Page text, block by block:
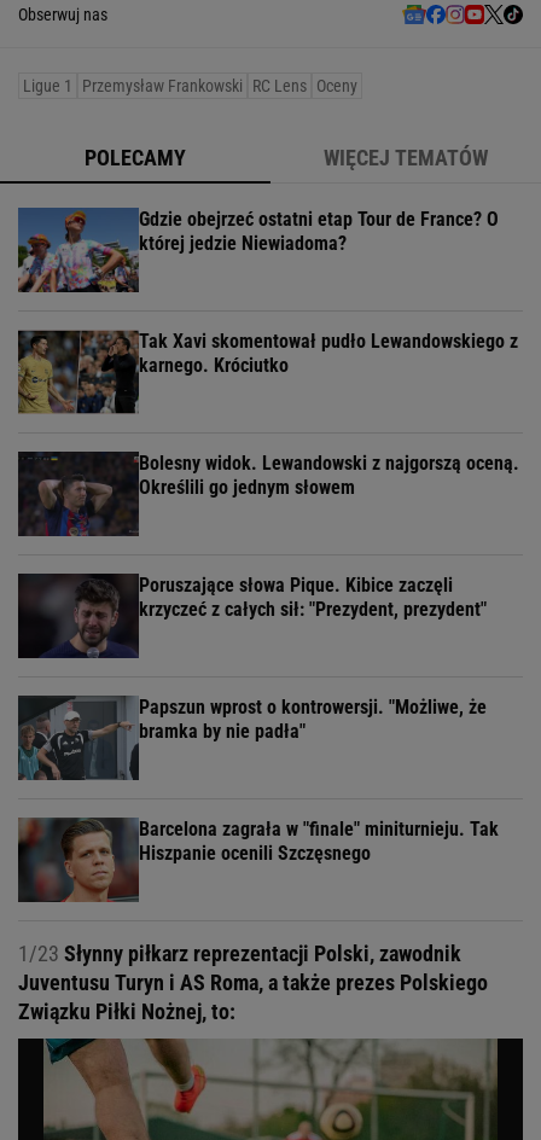
Obserwuj nas
Ligue 1 Przemysław Frankowski RC Lens Oceny
POLECAMY WIĘCEJ TEMATÓW
Gdzie obejrzeć ostatni etap Tour de France? O
której jedzie Niewiadoma?
Tak Xavi skomentował pudło Lewandowskiego z
karnego. Króciutko
Bolesny widok. Lewandowski z najgorszą oceną.
Określili go jednym słowem
Poruszające słowa Pique. Kibice zaczęli
krzyczeć z całych sił: "Prezydent, prezydent"
Papszun wprost o kontrowersji. "Możliwe, że
bramka by nie padła"
Barcelona zagrała w "finale" miniturnieju. Tak
Hiszpanie ocenili Szczęsnego
1/23 Słynny piłkarz reprezentacji Polski, zawodnik
Juventusu Turyn i AS Roma, a także prezes Polskiego
Związku Piłki Nożnej, to: